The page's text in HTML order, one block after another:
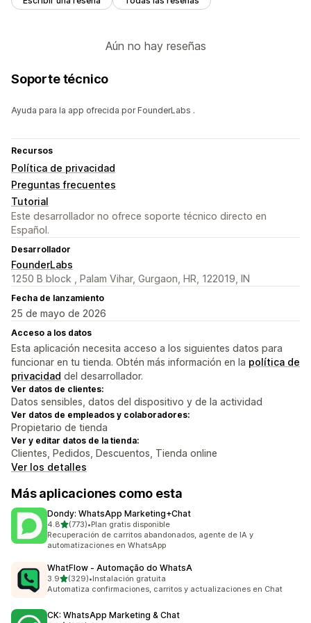
Aún no hay reseñas
Soporte técnico
Ayuda para la app ofrecida por FounderLabs .
Recursos
Política de privacidad
Preguntas frecuentes
Tutorial
Este desarrollador no ofrece soporte técnico directo en
Español.
Desarrollador
FounderLabs
1250 B block , Palam Vihar, Gurgaon, HR, 122019, IN
Fecha de lanzamiento
25 de mayo de 2026
Acceso a los datos
Esta aplicación necesita acceso a los siguientes datos para
funcionar en tu tienda. Obtén más información en la política de
privacidad del desarrollador.
Ver datos de clientes:
Datos sensibles, datos del dispositivo y de la actividad
Ver datos de empleados y colaboradores:
Propietario de tienda
Ver y editar datos de la tienda:
Clientes, Pedidos, Descuentos, Tienda online
Ver los detalles
Más aplicaciones como esta
Dondy: WhatsApp Marketing+Chat
4.8de 5 estrellas
(773)
773 reseñas en total
•Plan gratis disponible
Recuperación de carritos abandonados, agente de IA y
automatizaciones en WhatsApp
WhatFlow ‑ Automação do WhatsA
3.9de 5 estrellas
(329)
329 reseñas en total
•Instalación gratuita
Automatiza confirmaciones, carritos y actualizaciones en Chat
CK: WhatsApp Marketing & Chat